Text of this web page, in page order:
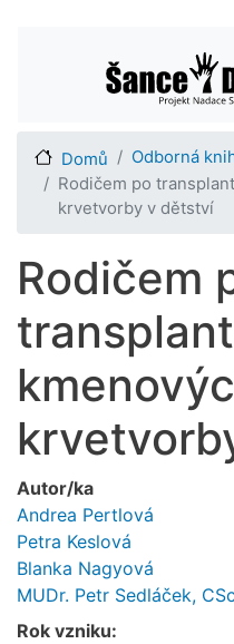
Main
Domů
Odborná
Rodičem po
krvetvorby v dětství
Rodičem
Autor/ka
Andrea Pertlová
Petra Keslová
Blanka Nagyová
MUDr. Petr Sedláček,
Rok vzniku: